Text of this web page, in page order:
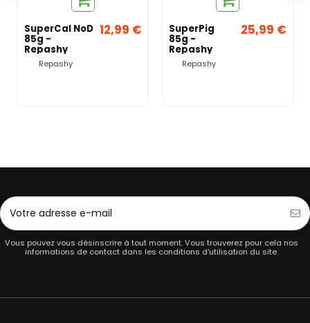
SuperCal NoD
85g -
Repashy
Repashy
12,99 € SuperPig
85g -
Repashy
Repashy
25,99 €
Vous pouvez vous désinscrire à tout moment. Vous trouverez pour cela nos
informations de contact dans les conditions d'utilisation du site.